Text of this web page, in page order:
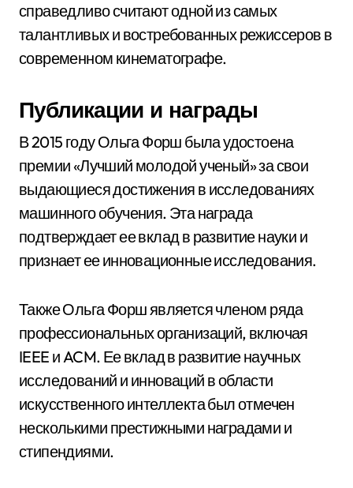
справедливо считают одной из самых
талантливых и востребованных режиссеров в
современном кинематографе.
Публикации и награды
В 2015 году Ольга Форш была удостоена
премии «Лучший молодой ученый» за свои
выдающиеся достижения в исследованиях
машинного обучения. Эта награда
подтверждает ее вклад в развитие науки и
признает ее инновационные исследования.
Также Ольга Форш является членом ряда
профессиональных организаций, включая
IEEE и ACM. Ее вклад в развитие научных
исследований и инноваций в области
искусственного интеллекта был отмечен
несколькими престижными наградами и
стипендиями.